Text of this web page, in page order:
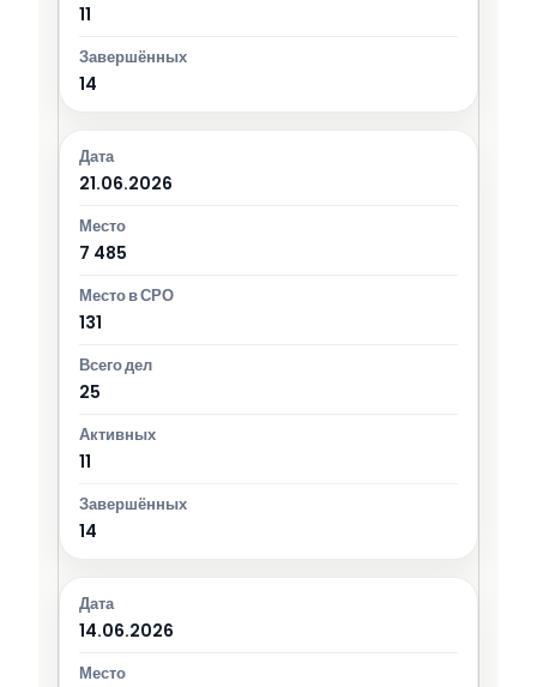
11
14
21.06.2026
7 485
131
25
11
14
14.06.2026